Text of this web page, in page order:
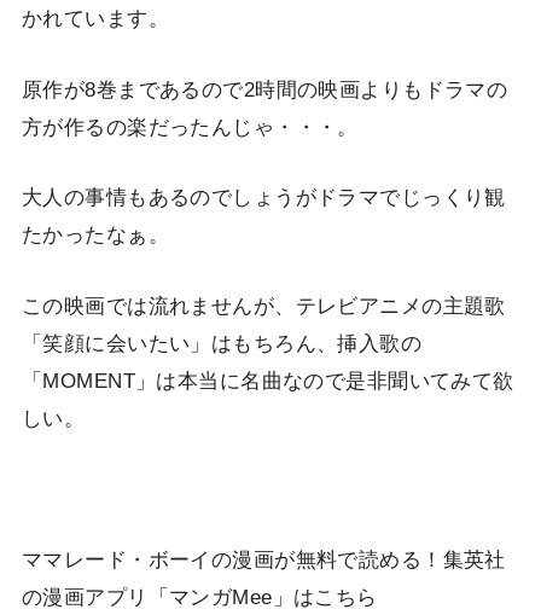
かれています。
原作が8巻まであるので2時間の映画よりもドラマの
方が作るの楽だったんじゃ・・・。
大人の事情もあるのでしょうがドラマでじっくり観
たかったなぁ。
この映画では流れませんが、テレビアニメの主題歌
「笑顔に会いたい」はもちろん、挿入歌の
「MOMENT」は本当に名曲なので是非聞いてみて欲
しい。
ママレード・ボーイの漫画が無料で読める！集英社
の漫画アプリ「マンガMee」はこちら